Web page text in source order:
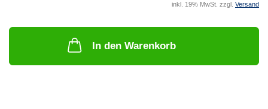
inkl. 19% MwSt. zzgl. Versand
In den Warenkorb